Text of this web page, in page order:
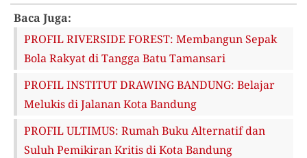
Baca Juga:
PROFIL RIVERSIDE FOREST: Membangun Sepak
Bola Rakyat di Tangga Batu Tamansari
PROFIL INSTITUT DRAWING BANDUNG: Belajar
Melukis di Jalanan Kota Bandung
PROFIL ULTIMUS: Rumah Buku Alternatif dan
Suluh Pemikiran Kritis di Kota Bandung